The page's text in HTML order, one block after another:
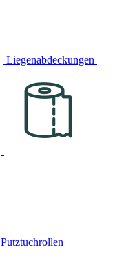
Liegenabdeckungen
Putztuchrollen